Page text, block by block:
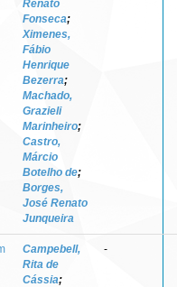
Renato
Fonseca;
Ximenes,
Fábio
Henrique
Bezerra;
Machado,
Grazieli
Marinheiro;
Castro,
Márcio
Botelho de;
Borges,
José Renato
Junqueira
Campebell,
Rita de
Cássia;
-